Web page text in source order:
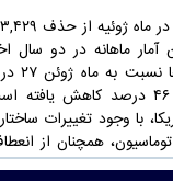
آمار ماهانه در دو سال
ژوئیه ۲۰۲۵ حدود ۴۶ درصد
با وجود تغییرات
همچنان از